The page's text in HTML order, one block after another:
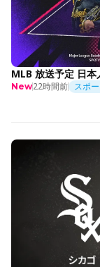
MLB 放送予定 日本
New22時間前 スポ